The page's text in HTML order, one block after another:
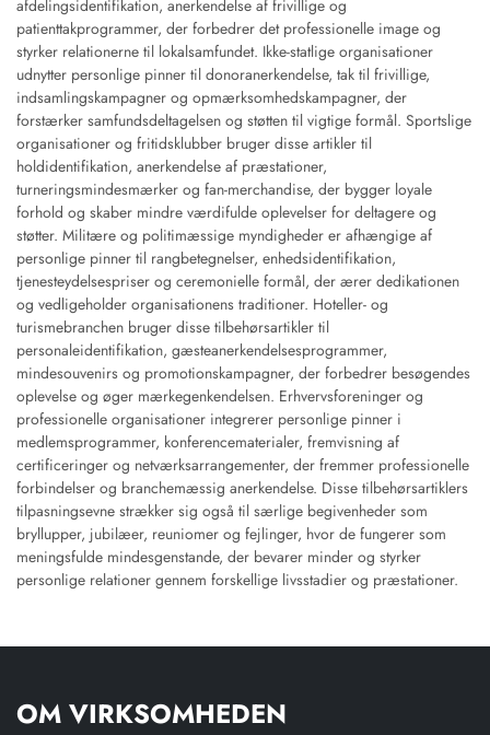
afdelingsidentifikation, anerkendelse af frivillige og
patienttakprogrammer, der forbedrer det professionelle image og
styrker relationerne til lokalsamfundet. Ikke-statlige organisationer
udnytter personlige pinner til donoranerkendelse, tak til frivillige,
indsamlingskampagner og opmærksomhedskampagner, der
forstærker samfundsdeltagelsen og støtten til vigtige formål. Sportslige
organisationer og fritidsklubber bruger disse artikler til
holdidentifikation, anerkendelse af præstationer,
turneringsmindesmærker og fan-merchandise, der bygger loyale
forhold og skaber mindre værdifulde oplevelser for deltagere og
støtter. Militære og politimæssige myndigheder er afhængige af
personlige pinner til rangbetegnelser, enhedsidentifikation,
tjenesteydelsespriser og ceremonielle formål, der ærer dedikationen
og vedligeholder organisationens traditioner. Hoteller- og
turismebranchen bruger disse tilbehørsartikler til
personaleidentifikation, gæsteanerkendelsesprogrammer,
mindesouvenirs og promotionskampagner, der forbedrer besøgendes
oplevelse og øger mærkegenkendelsen. Erhvervsforeninger og
professionelle organisationer integrerer personlige pinner i
medlemsprogrammer, konferencematerialer, fremvisning af
certificeringer og netværksarrangementer, der fremmer professionelle
forbindelser og branchemæssig anerkendelse. Disse tilbehørsartiklers
tilpasningsevne strækker sig også til særlige begivenheder som
bryllupper, jubilæer, reuniomer og fejlinger, hvor de fungerer som
meningsfulde mindesgenstande, der bevarer minder og styrker
personlige relationer gennem forskellige livsstadier og præstationer.
OM VIRKSOMHEDEN